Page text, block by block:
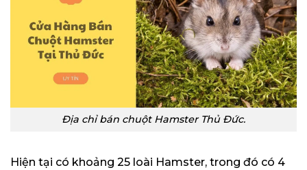
Địa chỉ bán chuột Hamster Thủ Đức.
Hiện tại có khoảng 25 loài Hamster, trong đó có 4